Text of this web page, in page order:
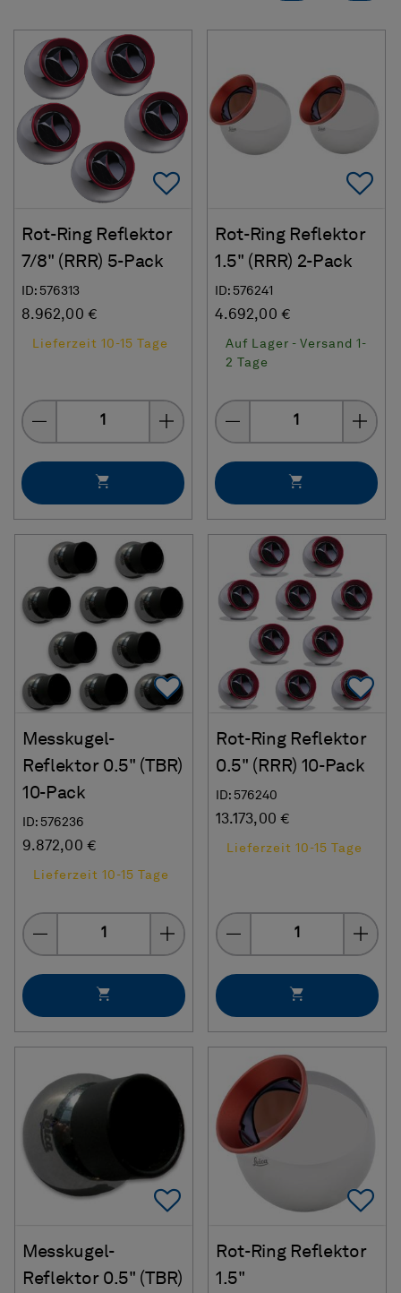
Add To Favorites
Rot-Ring Reflektor
7/8" (RRR) 5-Pack
ID: 576313
8.962,00 €
Lieferzeit 10-15 Tage
Rot-Ring Reflektor
1.5" (RRR) 2-Pack
ID: 576241
4.692,00 €
Auf Lager - Versand 1-
2 Tage
Add To Favorites
Messkugel-
Reflektor 0.5" (TBR)
10-Pack
ID: 576236
9.872,00 €
Lieferzeit 10-15 Tage
Rot-Ring Reflektor
0.5" (RRR) 10-Pack
ID: 576240
13.173,00 €
Lieferzeit 10-15 Tage
Add To Favorites
Messkugel-
Reflektor 0.5" (TBR)
Rot-Ring Reflektor
1.5"